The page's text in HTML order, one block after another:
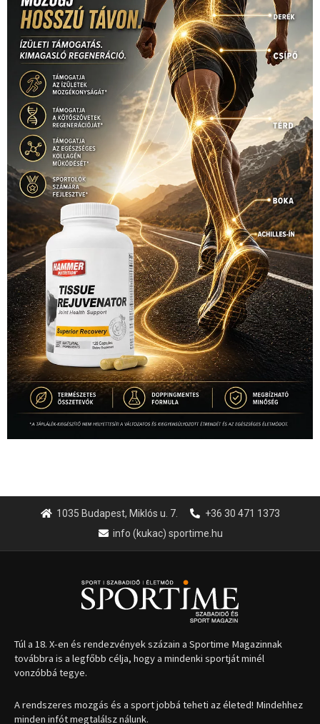
1035 Budapest, Miklós u. 7.
+36 30 471 1373
info (kukac) sportime.hu
Túl a 18. X-en és rendezvények százain a Sportime Magazinnak
továbbra is a legfőbb célja, hogy a mindenki sportját minél
vonzóbbá tegye.
A rendszeres mozgás és a sport jobbá teheti az életed! Mindehhez
minden infót megtalálsz nálunk.